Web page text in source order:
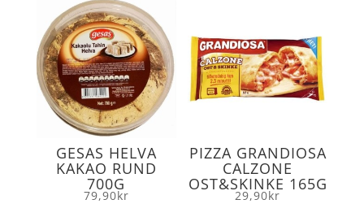
GESAS HELVA
KAKAO RUND
700G
79,90kr
PIZZA GRANDIOSA
CALZONE
OST&SKINKE 165G
29,90kr